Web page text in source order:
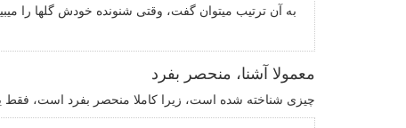
به آن ترتیب میتوان گفت، وقتی شنونده خودش گلها را
معمولا آشنا، منحصر بفرد
چیزی شناخته شده است، زیرا کاملا منحصر بفرد است، فقط